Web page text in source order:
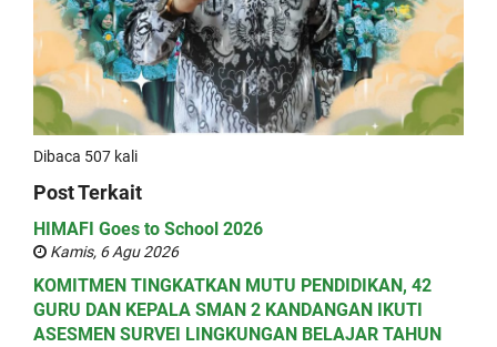
Dibaca 507 kali
Post Terkait
HIMAFI Goes to School 2026
Kamis, 6 Agu 2026
KOMITMEN TINGKATKAN MUTU PENDIDIKAN, 42
GURU DAN KEPALA SMAN 2 KANDANGAN IKUTI
ASESMEN SURVEI LINGKUNGAN BELAJAR TAHUN